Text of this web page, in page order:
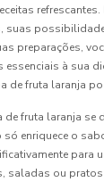
suas
preparações,
à sua
de fruta laranja
fruta laranja se
enriquece o
para
saladas ou